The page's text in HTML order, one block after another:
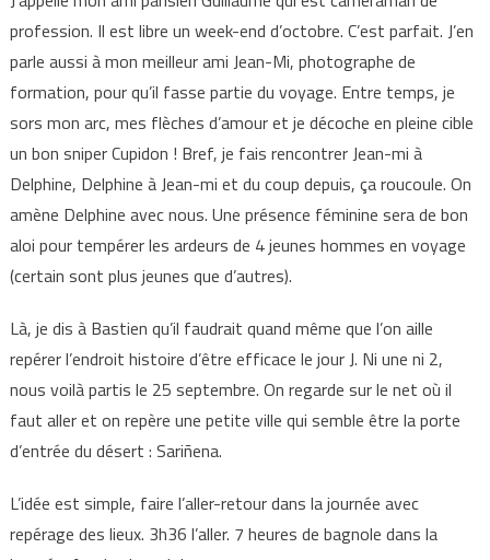
profession. Il est libre un week-end d’octobre. C’est parfait. J’en
parle aussi à mon meilleur ami Jean-Mi, photographe de
formation, pour qu’il fasse partie du voyage. Entre temps, je
sors mon arc, mes flèches d’amour et je décoche en pleine cible
un bon sniper Cupidon ! Bref, je fais rencontrer Jean-mi à
Delphine, Delphine à Jean-mi et du coup depuis, ça roucoule. On
amène Delphine avec nous. Une présence féminine sera de bon
aloi pour tempérer les ardeurs de 4 jeunes hommes en voyage
(certain sont plus jeunes que d’autres).
Là, je dis à Bastien qu’il faudrait quand même que l’on aille
repérer l’endroit histoire d’être efficace le jour J. Ni une ni 2,
nous voilà partis le 25 septembre. On regarde sur le net où il
faut aller et on repère une petite ville qui semble être la porte
d’entrée du désert : Sariñena.
L’idée est simple, faire l’aller-retour dans la journée avec
repérage des lieux. 3h36 l’aller. 7 heures de bagnole dans la